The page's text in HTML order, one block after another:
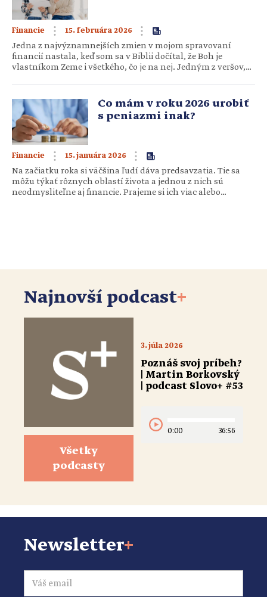
Financie 15. februára 2026
Jedna z najvýznamnejších zmien v mojom spravovaní
financií nastala, keď som sa v Biblii dočítal, že Boh je
vlastníkom Zeme i všetkého, čo je na nej. Jedným z veršov,
čo ju napĺňa, okruh zeme aj tí, čo bývajú na ňom.“
Mnohým z vás…
Čo mám v roku 2026 urobiť
s peniazmi inak?
Financie 15. januára 2026
Na začiatku roka si väčšina ľudí dáva predsavzatia. Tie sa
môžu týkať rôznych oblastí života a jednou z nich sú
neodmysliteľne aj financie. Prajeme si ich viac alebo
Najnovší podcast+
Všetky
podcasty
3. júla 2026
Poznáš svoj príbeh?
| Martin Borkovský
| podcast Slovo+ #53
0:00 36:56
Newsletter+
Email